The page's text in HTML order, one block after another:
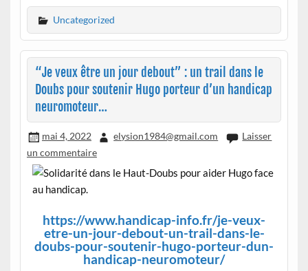
Uncategorized
“Je veux être un jour debout” : un trail dans le
Doubs pour soutenir Hugo porteur d’un handicap
neuromoteur…
mai 4, 2022 elysion1984@gmail.com
Laisser
un commentaire
https://www.handicap-info.fr/je-veux-
etre-un-jour-debout-un-trail-dans-le-
doubs-pour-soutenir-hugo-porteur-dun-
handicap-neuromoteur/